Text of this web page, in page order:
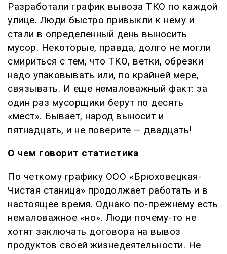
Разработали график вывоза ТКО по каждой
улице. Люди быстро привыкли к нему и
стали в определенный день выносить
мусор. Некоторые, правда, долго не могли
смириться с тем, что ТКО, ветки, обрезки
надо упаковывать или, по крайней мере,
связывать. И еще немаловажный факт: за
один раз мусорщики берут по десять
«мест». Бывает, народ выносит и
пятнадцать, и не поверите — двадцать!
О чем говорит статистика
По четкому графику ООО «Брюховецкая-
Чистая станица» продолжает работать и в
настоящее время. Однако по-прежнему есть
немаловажное «но». Люди почему-то не
хотят заключать договора на вывоз
продуктов своей жизнедеятельности. Не